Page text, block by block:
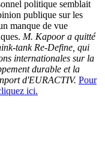
politique semblait
publique sur les
manque de vue
M. Kapoor a quitté
tank Re-Define, qui
internationales sur la
durable et la
d'EURACTIV. Pour
ici.